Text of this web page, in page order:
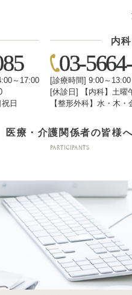
～17:00
日
内
03-
[診療時間] 9:00～
[休診日] 【内科】土曜
【整形外科】水・木
PARTICIPANTS
医療・介護関係者の皆様へ